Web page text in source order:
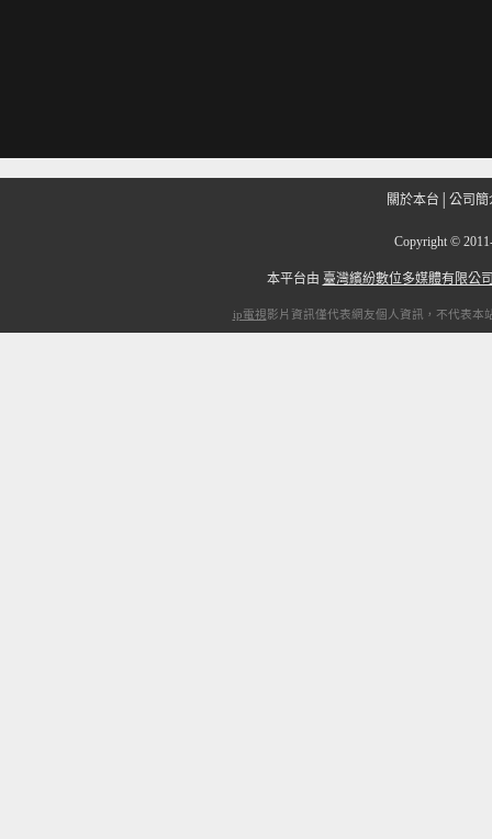
關於本台 公司簡
Copyright ©
本平台由 臺灣繽紛數位多媒體有限公
ip電視影片資訊僅代表網友個人資訊，不代表本